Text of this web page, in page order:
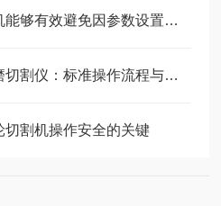
规范使用双目显微镜相机能够有效避免因参数设置不当导致的成像质量下降
从零开始学三离子束研磨切割仪：标准操作流程与使用要点
切割机操作安全的关键